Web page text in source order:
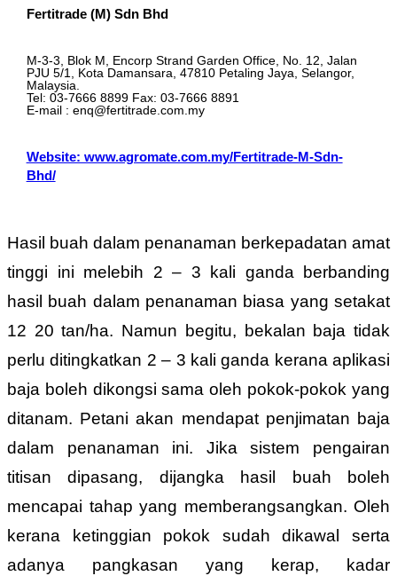
Fertitrade (M) Sdn Bhd
M-3-3, Blok M, Encorp Strand Garden Office, No. 12, Jalan
PJU 5/1, Kota Damansara, 47810 Petaling Jaya, Selangor,
Malaysia.
Tel: 03-7666 8899 Fax: 03-7666 8891
E-mail : enq@fertitrade.com.my
Website: www.agromate.com.my/Fertitrade-M-Sdn-
Bhd/
Hasil buah dalam penanaman berkepadatan amat
tinggi ini melebih 2 – 3 kali ganda berbanding
hasil buah dalam penanaman biasa yang setakat
12 20 tan/ha. Namun begitu, bekalan baja tidak
perlu ditingkatkan 2 – 3 kali ganda kerana aplikasi
baja boleh dikongsi sama oleh pokok-pokok yang
ditanam. Petani akan mendapat penjimatan baja
dalam penanaman ini. Jika sistem pengairan
titisan dipasang, dijangka hasil buah boleh
mencapai tahap yang memberangsangkan. Oleh
kerana ketinggian pokok sudah dikawal serta
adanya pangkasan yang kerap, kadar